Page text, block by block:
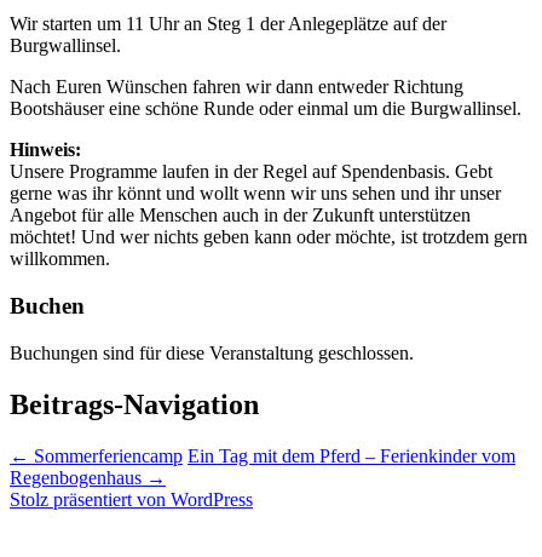
Wir starten um 11 Uhr an Steg 1 der Anlegeplätze auf der
Burgwallinsel.
Nach Euren Wünschen fahren wir dann entweder Richtung
Bootshäuser eine schöne Runde oder einmal um die Burgwallinsel.
Hinweis:
Unsere Programme laufen in der Regel auf Spendenbasis. Gebt
gerne was ihr könnt und wollt wenn wir uns sehen und ihr unser
Angebot für alle Menschen auch in der Zukunft unterstützen
möchtet! Und wer nichts geben kann oder möchte, ist trotzdem gern
willkommen.
Buchen
Buchungen sind für diese Veranstaltung geschlossen.
Beitrags-Navigation
← Sommerferiencamp Ein Tag mit dem Pferd – Ferienkinder vom
Regenbogenhaus →
Stolz präsentiert von WordPress